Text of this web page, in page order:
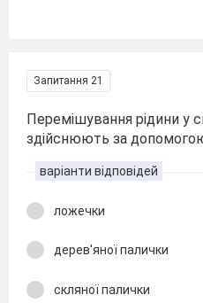
Запитання 21
Перемішування рідини у
здійснюють за
варіанти відповідей
ложечки
дерев'яної палички
скляної палички